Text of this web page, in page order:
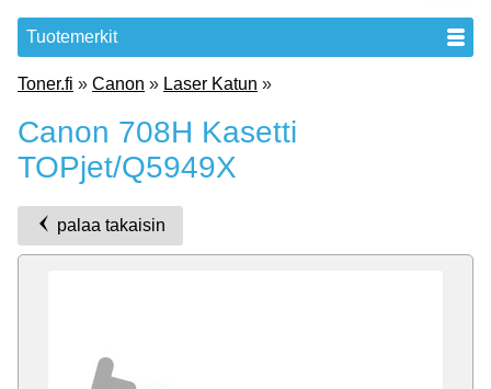
Tuotemerkit
Toner.fi » Canon » Laser Katun »
Canon 708H Kasetti
TOPjet/Q5949X
palaa takaisin